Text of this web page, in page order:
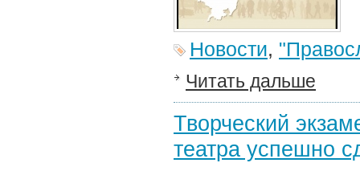
Новости,
Читать дальше
Творческий
театра успешно